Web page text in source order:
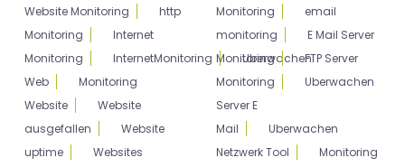
Website Monitoring
http
Monitoring
Internet
Monitoring
InternetMonitoring
Uberwachen
Web
Monitoring
Website
Website
ausgefallen
Website
uptime
Websites
Monitoring
email
monitoring
E Mail Server
Monitoring
FTP Server
Monitoring
Uberwachen
Server E
Mail
Uberwachen
Netzwerk Tool
Monitoring